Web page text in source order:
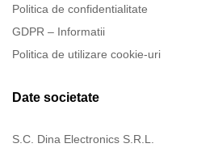
Politica de confidentialitate
GDPR – Informatii
Politica de utilizare cookie-uri
Date societate
S.C. Dina Electronics S.R.L.